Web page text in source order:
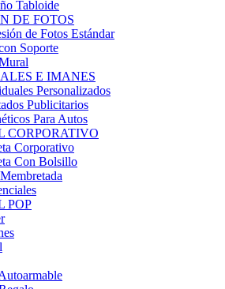
Tabloide
DE FOTOS
de Fotos Estándar
Soporte
E IMANES
Personalizados
Publicitarios
Para Autos
CORPORATIVO
Corporativo
Con Bolsillo
POP